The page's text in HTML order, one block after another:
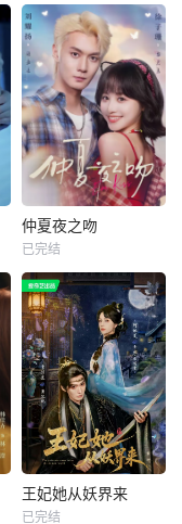
仲夏夜之吻
已完结
王妃她从妖界来
已完结